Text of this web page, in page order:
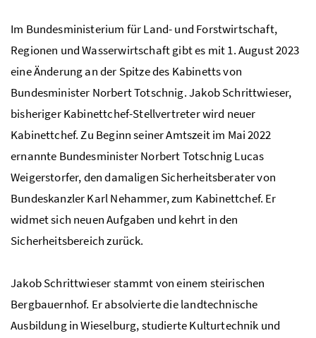
Im Bundesministerium für Land- und Forstwirtschaft,
Regionen und Wasserwirtschaft gibt es mit 1. August 2023
eine Änderung an der Spitze des Kabinetts von
Bundesminister Norbert Totschnig. Jakob Schrittwieser,
bisheriger Kabinettchef-Stellvertreter wird neuer
Kabinettchef. Zu Beginn seiner Amtszeit im Mai 2022
ernannte Bundesminister Norbert Totschnig Lucas
Weigerstorfer, den damaligen Sicherheitsberater von
Bundeskanzler Karl Nehammer, zum Kabinettchef. Er
widmet sich neuen Aufgaben und kehrt in den
Sicherheitsbereich zurück.
Jakob Schrittwieser stammt von einem steirischen
Bergbauernhof. Er absolvierte die landtechnische
Ausbildung in Wieselburg, studierte Kulturtechnik und